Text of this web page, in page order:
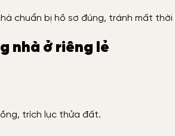
chuẩn bị hồ sơ đúng, tránh mất thời
nhà ở riêng lẻ
trích lục thửa đất.